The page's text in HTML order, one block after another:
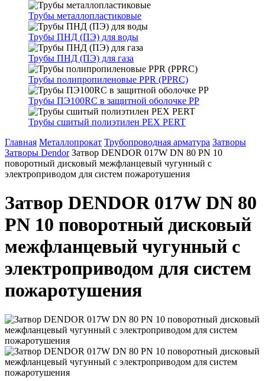
Трубы металлопластиковые
Трубы ПНД (ПЭ) для воды
Трубы ПНД (ПЭ) для газа
Трубы полипропиленовые PPR (PPRC)
Трубы ПЭ100RC в защитной оболочке PP
Трубы сшитый полиэтилен PEX PERT
Главная Металлопрокат Трубопроводная арматура Затворы
Затворы Dendor Затвор DENDOR 017W DN 80 PN 10
поворотный дисковый межфланцевый чугунный с
электроприводом для систем пожаротушения
Затвор DENDOR 017W DN 80
PN 10 поворотный дисковый
межфланцевый чугунный с
электроприводом для систем
пожаротушения